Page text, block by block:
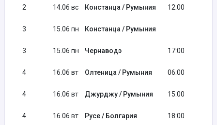
2 14.06 вс Констанца / Румыния 12:00
3 15.06 пн Констанца / Румыния
3 15.06 пн Чернаводэ 17:00
4 16.06 вт Олтеница / Румыния 06:00
4 16.06 вт Джурджу / Румыния 15:00
4 16.06 вт Русе / Болгария 18:00